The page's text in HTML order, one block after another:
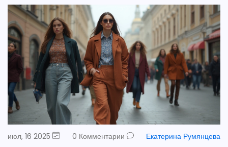
июл, 16 2025 0 Комментарии
Екатерина Румянцева